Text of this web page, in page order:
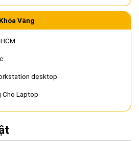
Vàng
desktop
Cho Laptop